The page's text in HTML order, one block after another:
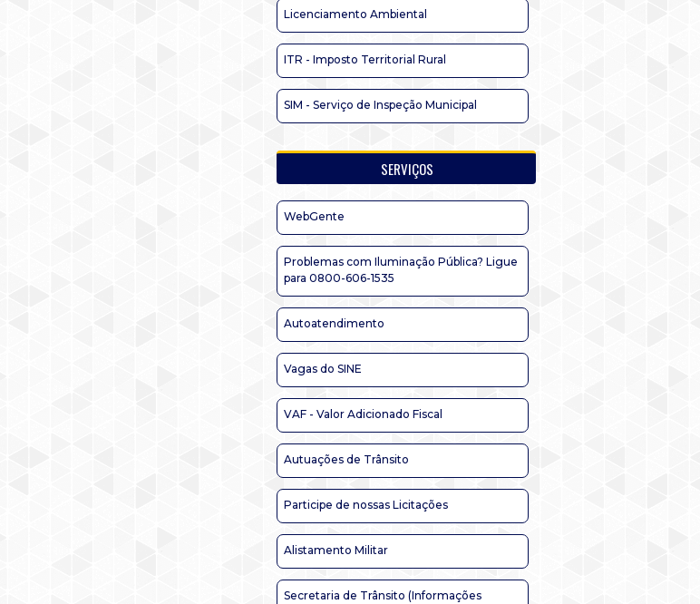
Licenciamento Ambiental
ITR - Imposto Territorial Rural
SIM - Serviço de Inspeção Municipal
SERVIÇOS
WebGente
Problemas com Iluminação Pública? Ligue
para 0800-606-1535
Autoatendimento
Vagas do SINE
VAF - Valor Adicionado Fiscal
Autuações de Trânsito
Participe de nossas Licitações
Alistamento Militar
Secretaria de Trânsito (Informações